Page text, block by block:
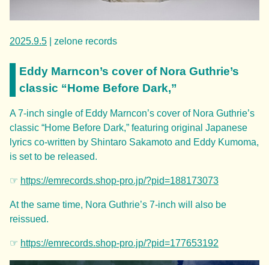
2025.9.5 | zelone records
Eddy Marncon’s cover of Nora Guthrie’s
classic “Home Before Dark,”
A 7-inch single of Eddy Marncon’s cover of Nora Guthrie’s
classic “Home Before Dark,” featuring original Japanese
lyrics co-written by Shintaro Sakamoto and Eddy Kumoma,
is set to be released.
☞ https://emrecords.shop-pro.jp/?pid=188173073
At the same time, Nora Guthrie’s 7-inch will also be
reissued.
☞ https://emrecords.shop-pro.jp/?pid=177653192